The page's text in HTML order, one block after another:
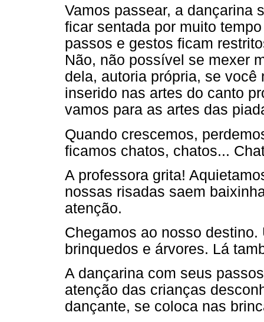
Vamos passear, a dançarina
ficar sentada por muito
passos e gestos ficam
Não, não possível se mexer
dela, autoria própria, se
inserido nas artes do canto
vamos para as artes das
Quando crescemos,
ficamos chatos, chatos...
A professora grita!
nossas risadas saem
atenção.
Chegamos ao nosso
brinquedos e árvores. Lá
A dançarina com seus
atenção das crianças
dançante, se coloca nas